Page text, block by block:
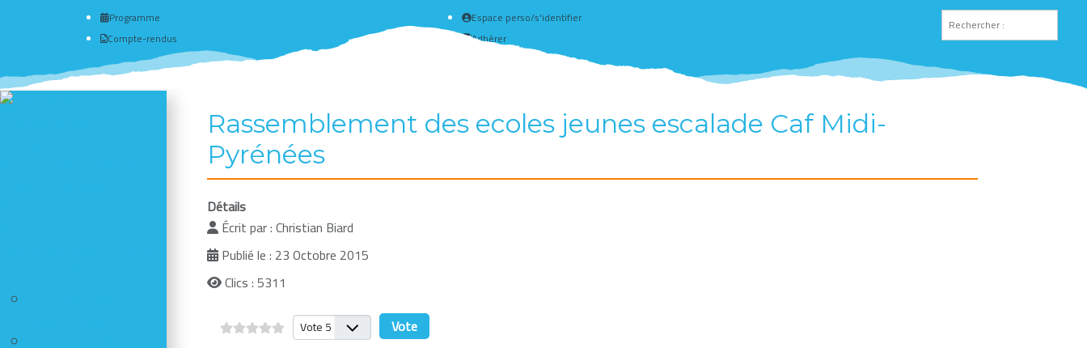
Programme
Compte-rendus
Espace perso/s'identifier
Adhérer
Créer un compte
Rassemblement des ecoles jeunes escalade Caf Midi-
Pyrénées
Détails
Écrit par :Christian Biard
Publié le : 23 Octobre 2015
Clics : 5311
Veuillez voter